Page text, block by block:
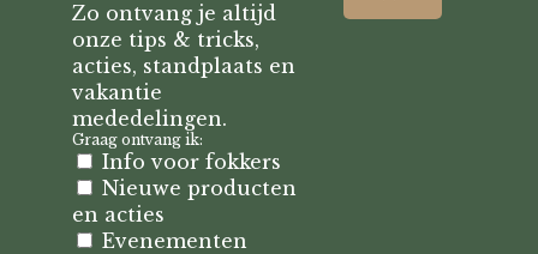
Zo ontvang je altijd
onze tips & tricks,
acties, standplaats en
vakantie
mededelingen.
Graag ontvang ik:
Info voor fokkers
Nieuwe producten
en acties
Evenementen